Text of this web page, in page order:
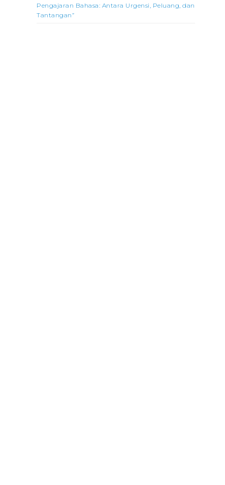
Pengajaran Bahasa: Antara Urgensi, Peluang, dan
Tantangan”